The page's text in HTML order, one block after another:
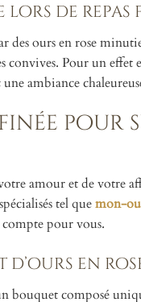
lors de repas
ours en rose
Pour un effet
ambiance
pour
amour et de votre
tel quemon-
pour vous.
en
composé